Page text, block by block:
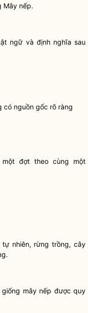
Mây nếp.
ngữ và định nghĩa sau
có nguồn gốc rõ ràng
đợt theo cùng một
nhiên, rừng trồng, cây
mây nếp được quy